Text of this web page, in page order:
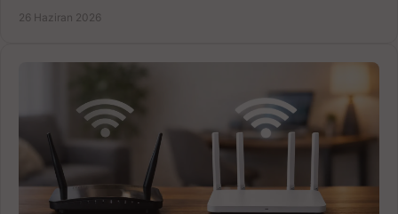
26 Haziran 2026